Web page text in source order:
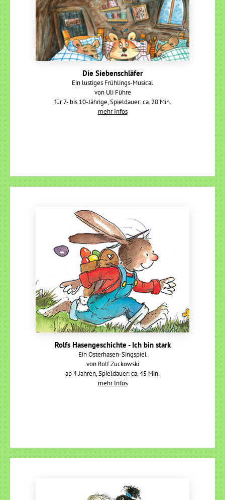
Die Siebenschläfer
Ein lustiges Frühlings-Musical
von Uli Führe
für 7- bis 10-Jährige, Spieldauer: ca. 20 Min.
mehr Infos
Rolfs Hasengeschichte - Ich bin stark
Ein Osterhasen-Singspiel
von Rolf Zuckowski
ab 4 Jahren, Spieldauer: ca. 45 Min.
mehr Infos